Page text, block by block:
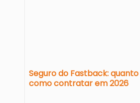
Seguro do Fastback:
como contratar em 2026